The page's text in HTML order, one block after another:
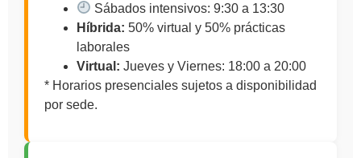
Sábados intensivos: 9:30 a 13:30
Híbrida: 50% virtual y 50% prácticas
laborales
Virtual: Jueves y Viernes: 18:00 a 20:00
* Horarios presenciales sujetos a disponibilidad
por sede.